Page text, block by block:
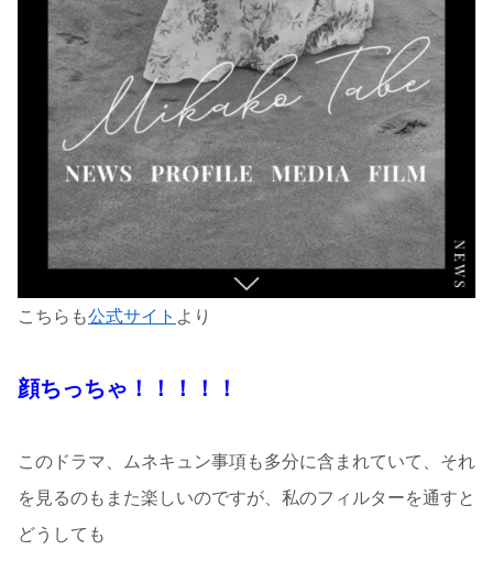
こちらも公式サイト より
顔ちっちゃ！！！！！
このドラマ、ムネキュン事項も多分に含まれていて、それ
を見るのもまた楽しいのですが、私のフィルターを通すと
どうしても